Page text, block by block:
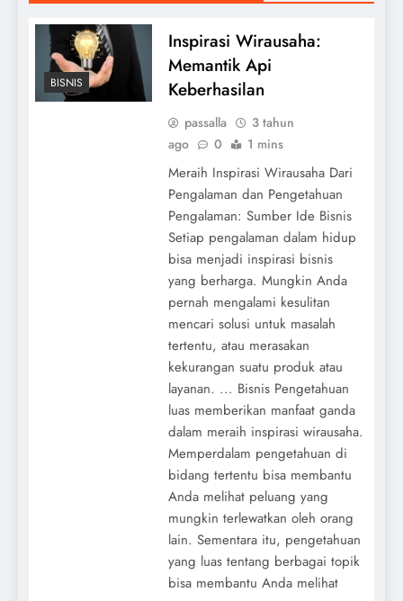
BISNIS
Inspirasi Wirausaha:
Memantik Api
Keberhasilan
passalla
3 tahun
ago
0 1 mins
Meraih Inspirasi Wirausaha Dari
Pengalaman dan Pengetahuan
Pengalaman: Sumber Ide Bisnis
Setiap pengalaman dalam hidup
bisa menjadi inspirasi bisnis
yang berharga. Mungkin Anda
pernah mengalami kesulitan
mencari solusi untuk masalah
tertentu, atau merasakan
kekurangan suatu produk atau
layanan. ... Bisnis Pengetahuan
luas memberikan manfaat ganda
dalam meraih inspirasi wirausaha.
Memperdalam pengetahuan di
bidang tertentu bisa membantu
Anda melihat peluang yang
mungkin terlewatkan oleh orang
lain. Sementara itu, pengetahuan
yang luas tentang berbagai topik
bisa membantu Anda melihat